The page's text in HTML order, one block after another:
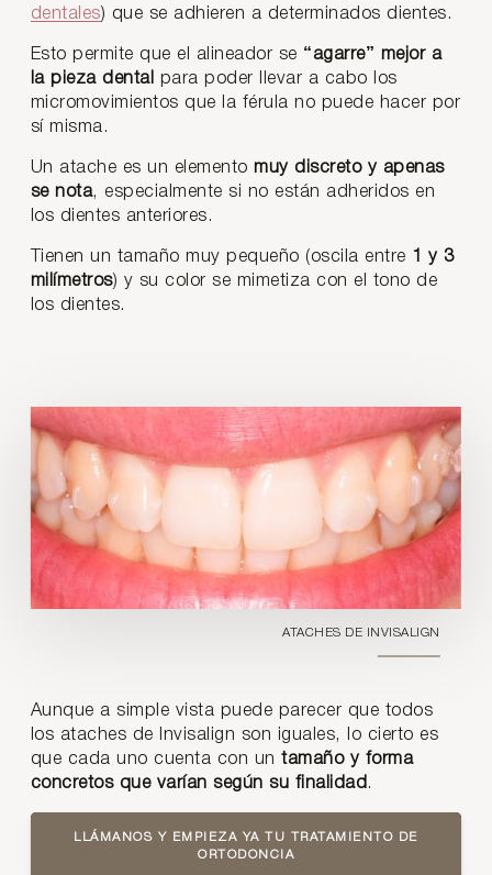
dentales) que se adhieren a determinados dientes.
Esto permite que el alineador se “agarre” mejor a
la pieza dental para poder llevar a cabo los
micromovimientos que la férula no puede hacer por
sí misma.
Un atache es un elemento muy discreto y apenas
se nota, especialmente si no están adheridos en
los dientes anteriores.
Tienen un tamaño muy pequeño (oscila entre 1 y 3
milímetros) y su color se mimetiza con el tono de
los dientes.
ATACHES DE INVISALIGN
Aunque a simple vista puede parecer que todos
los ataches de Invisalign son iguales, lo cierto es
que cada uno cuenta con untamaño y forma
concretos que varían según su finalidad .
LLÁMANOS Y EMPIEZA YA TU TRATAMIENTO DE
ORTODONCIA